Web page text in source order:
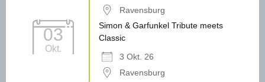
Ravensburg
03
Okt.
Simon & Garfunkel Tribute meets
Classic
3 Okt. 26
Ravensburg